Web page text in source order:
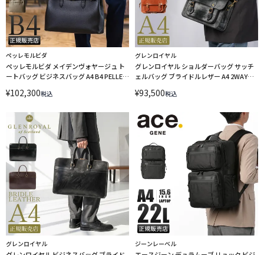
ペッレモルビダ
ペッレモルビダ メイデンヴォヤージュ ト
ートバッグ ビジネスバッグ A4 B4 PELLE
¥102,300税込
グレンロイヤル
グレンロイヤル ショルダーバッグ サッチ
ェルバッグ ブライドルレザー A4 2WAYブ
¥93,500税込
グレンロイヤル ジーンレーベル